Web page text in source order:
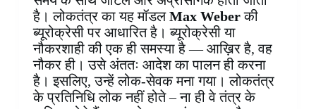
है। लोकतंत्र का यह मॉडलMax Weberकी
ब्यूरोक्रेसी पर आधारित है। ब्यूरोक्रेसी या
नौकरशाही की एक ही समस्या है — आख़िर है, वह
नौकर ही। उसे अंततः आदेश का पालन ही करना
है। इसलिए, उन्हें लोक-सेवक मना गया। लोकतंत्र
के प्रतिनिधि लोक नहीं होते – ना ही वे तंत्र के